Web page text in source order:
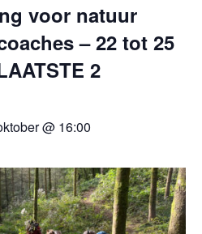
voor natuur
– 22 tot 25
2
@ 16:00